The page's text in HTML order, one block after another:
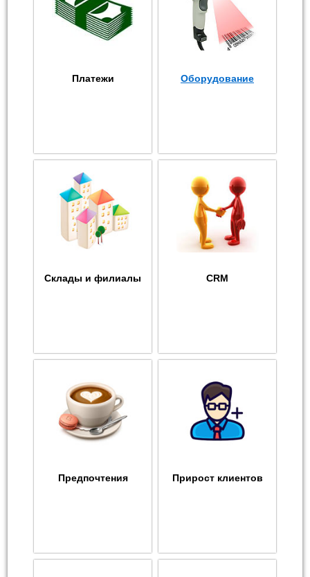
Платежи Оборудование
Склады и филиалы CRM
Предпочтения Прирост клиентов